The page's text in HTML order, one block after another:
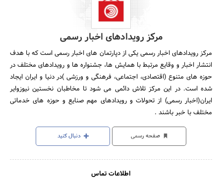
مرکز رویدادهای اخبار رسمی
مرکز رویدادهای اخبار رسمی یکی از دپارتمان های اخبار رسمی است که با هدف
انتشار اخبار و وقایع مرتبط با همایش ها، جشنواره ها و رویدادهای مختلف در
حوزه های متنوع (اقتصادی، اجتماعی، فرهنگی و ورزشی )در دنیا و ایران ایجاد
شده است. در این مرکز تلاش دائمی می شود تا مخاطبان نخستین نیوزوایر
ایران(اخبار رسمی) از تحولات و رویدادهای مهم صنایع و حوزه های خدماتی
مختلف با خبر باشند .
صفحه رسمی دنبال کنید
اطلاعات تماس